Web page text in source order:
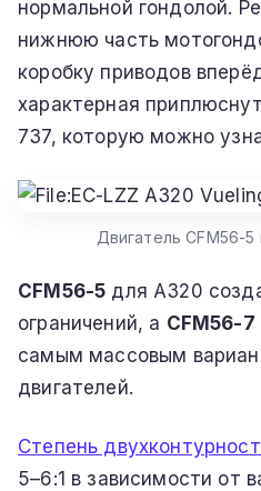
нормальной гондолой.
нижнюю часть
коробку приводов
характерная
737, которую можно
Двигатель CFM56-
CFM56-5 для A320
ограничений, а CFM56-7
самым массовым
двигателей.
Степень
5–6:1 в зависимости от